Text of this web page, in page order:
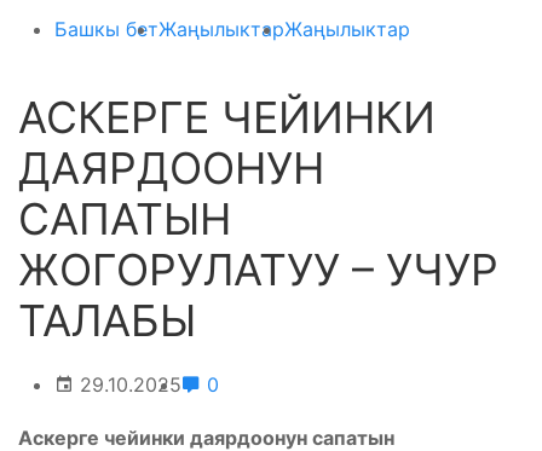
Башкы бетЖаңылыктарЖаңылыктар
АСКЕРГЕ ЧЕЙИНКИ
ДАЯРДООНУН
САПАТЫН
ЖОГОРУЛАТУУ – УЧУР
ТАЛАБЫ
29.10.2025 0
Аскерге чейинки даярдоонун сапатын